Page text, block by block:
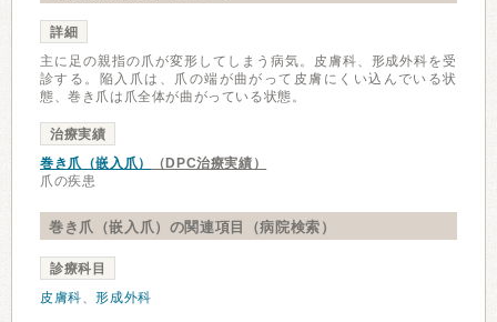
詳細
主に足の親指の爪が変形してしまう病気。皮膚科、形成外科を受
診する。陥入爪は、爪の端が曲がって皮膚にくい込んでいる状
態、巻き爪は爪全体が曲がっている状態。
治療実績
巻き爪（嵌入爪）
（DPC治療実績）
爪の疾患
巻き爪（嵌入爪）の関連項目（病院検索）
診療科目
皮膚科、形成外科